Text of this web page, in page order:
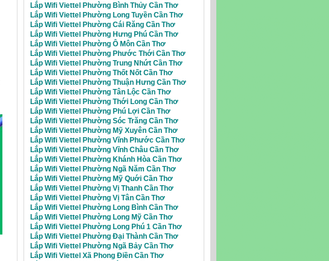
Lắp Wifi Viettel Phường Bình Thủy Cần Thơ
Lắp Wifi Viettel Phường Long Tuyền Cần Thơ
Lắp Wifi Viettel Phường Cái Răng Cần Thơ
Lắp Wifi Viettel Phường Hưng Phú Cần Thơ
Lắp Wifi Viettel Phường Ô Môn Cần Thơ
Lắp Wifi Viettel Phường Phước Thới Cần Thơ
Lắp Wifi Viettel Phường Trung Nhứt Cần Thơ
Lắp Wifi Viettel Phường Thốt Nốt Cần Thơ
Lắp Wifi Viettel Phường Thuận Hưng Cần Thơ
Lắp Wifi Viettel Phường Tân Lộc Cần Thơ
Lắp Wifi Viettel Phường Thới Long Cần Thơ
Lắp Wifi Viettel Phường Phú Lợi Cần Thơ
Lắp Wifi Viettel Phường Sóc Trăng Cần Thơ
Lắp Wifi Viettel Phường Mỹ Xuyên Cần Thơ
Lắp Wifi Viettel Phường Vĩnh Phước Cần Thơ
Lắp Wifi Viettel Phường Vĩnh Châu Cần Thơ
Lắp Wifi Viettel Phường Khánh Hòa Cần Thơ
Lắp Wifi Viettel Phường Ngã Năm Cần Thơ
Lắp Wifi Viettel Phường Mỹ Quới Cần Thơ
Lắp Wifi Viettel Phường Vị Thanh Cần Thơ
Lắp Wifi Viettel Phường Vị Tân Cần Thơ
Lắp Wifi Viettel Phường Long Bình Cần Thơ
Lắp Wifi Viettel Phường Long Mỹ Cần Thơ
Lắp Wifi Viettel Phường Long Phú 1 Cần Thơ
Lắp Wifi Viettel Phường Đại Thành Cần Thơ
Lắp Wifi Viettel Phường Ngã Bảy Cần Thơ
Lắp Wifi Viettel Xã Phong Điền Cần Thơ